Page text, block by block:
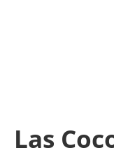
Las